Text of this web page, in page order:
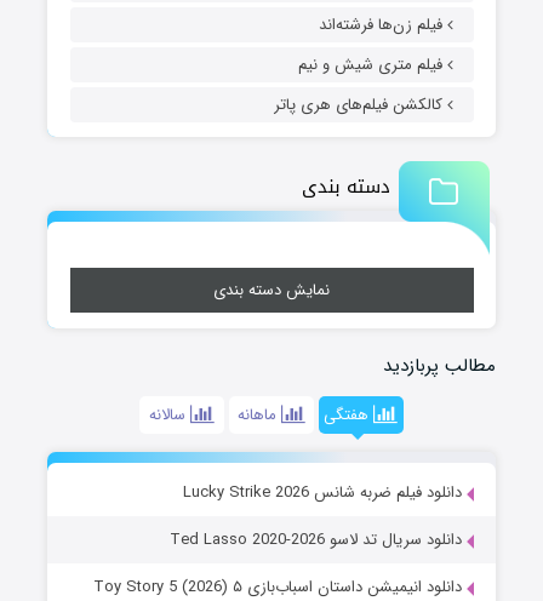
فیلم زن‌ها فرشته‌اند
فیلم متری شیش و نیم
کالکشن فیلم‌های هری پاتر
دسته بندی
نمایش دسته بندی
مطالب پربازدید
هفتگی ماهانه سالانه
دانلود فیلم ضربه شانس Lucky Strike 2026
دانلود سریال تد لاسو Ted Lasso 2020-2026
دانلود انیمیشن داستان اسباب‌بازی ۵ Toy Story 5 (2026)